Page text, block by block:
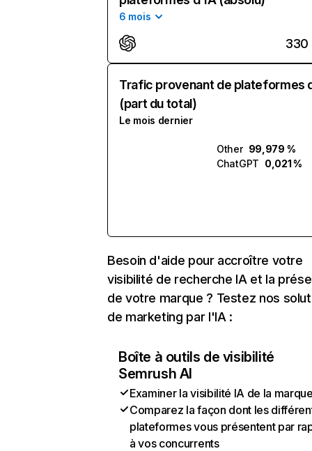
6 mois
330
Trafic provenant de plateformes
(part du total)
Le mois dernier
Other 99,979 %
ChatGPT 0,021 %
Besoin d'aide pour accroître votre
visibilité de recherche IA et la
de votre marque ? Testez nos
de marketing par l'IA :
Boîte à outils de visibilité
Semrush AI
Examiner la visibilité IA de la
Comparez la façon dont les
plateformes vous présentent par
à vos concurrents